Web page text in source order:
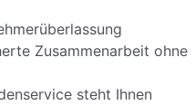
Zusammenarbeit ohne
steht Ihnen